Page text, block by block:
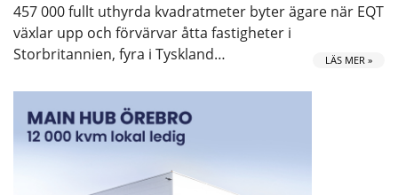
457 000 fullt uthyrda kvadratmeter byter ägare när EQT
växlar upp och förvärvar åtta fastigheter i
Storbritannien, fyra i Tyskland…
LÄS MER »